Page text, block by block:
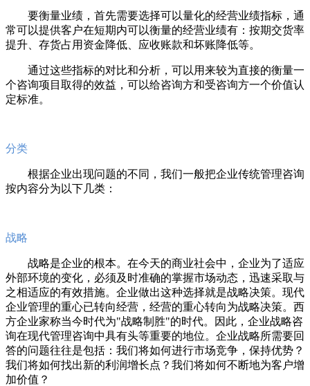
要衡量业绩，首先需要选择可以量化的经营业绩指标，通
常可以提供客户在短期内可以衡量的经营业绩有：按期交货率
提升、存货占用资金降低、应收账款和坏账降低等。
通过这些指标的对比和分析，可以用来较为直接的衡量一
个咨询项目取得的效益，可以给咨询方和受咨询方一个价值认
定标准。
分类
根据企业出现问题的不同，我们一般把企业传统管理咨询
按内容分为以下几类：
战略
战略是企业的根本。在今天的商业社会中，企业为了适应
外部环境的变化，必须及时准确的掌握市场动态，迅速采取与
之相适应的有效措施。企业做出这种选择就是战略决策。现代
企业管理的重心已转向经营，经营的重心转向为战略决策。西
方企业家称当今时代为"战略制胜"的时代。因此，企业战略咨
询在现代管理咨询中具有头等重要的地位。企业战略所需要回
答的问题往往是包括：我们将如何进行市场竞争，保持优势？
我们将如何找出新的利润增长点？我们将如何不断地为客户增
加价值？